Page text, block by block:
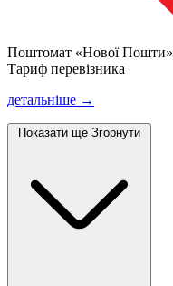
Поштомат «Нової Пошти»
Тариф перевізника
детальніше →
Показати ще Згорнути